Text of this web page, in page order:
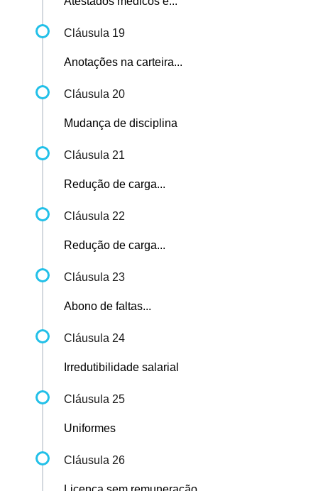
Cláusula 19
Anotações na carteira...
Cláusula 20
Mudança de disciplina
Cláusula 21
Redução de carga...
Cláusula 22
Redução de carga...
Cláusula 23
Abono de faltas...
Cláusula 24
Irredutibilidade salarial
Cláusula 25
Uniformes
Cláusula 26